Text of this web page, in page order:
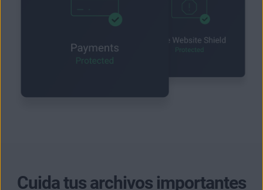
Cuida tus archivos importantes